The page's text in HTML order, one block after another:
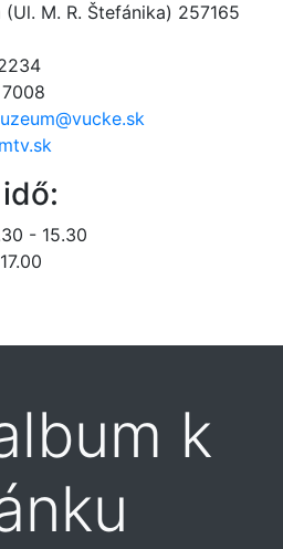
M. R. Štefánika) 257165
- 15.30
k